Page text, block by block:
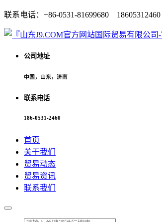
联系电话：+86-0531-81699680
公司地址
中国，山东，济南
联系电话
186-0531-2460
首页
关于我们
贸易动态
贸易资讯
联系我们